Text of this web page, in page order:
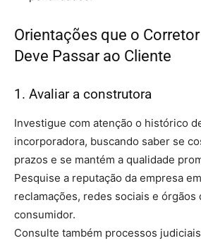
Orientações que o
Deve Passar ao Cliente
1. Avaliar a construtora
Investigue com atenção o histórico
incorporadora, buscando saber se
prazos e se mantém a qualidade
Pesquise a reputação da empresa
reclamações, redes sociais e órgãos
consumidor.
Consulte também processos